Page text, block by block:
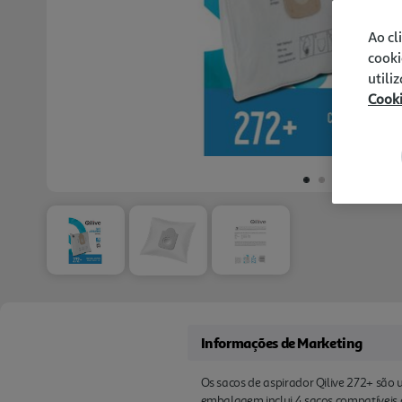
Informações de Marketing
Os sacos de aspirador Qilive 272+
Ao